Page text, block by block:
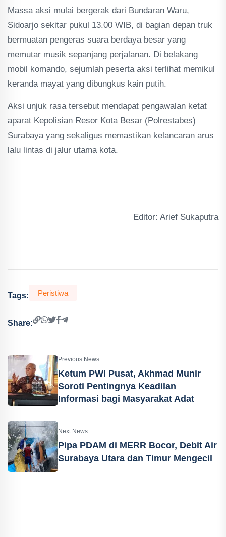
Massa aksi mulai bergerak dari Bundaran Waru,
Sidoarjo sekitar pukul 13.00 WIB, di bagian depan truk
bermuatan pengeras suara berdaya besar yang
memutar musik sepanjang perjalanan. Di belakang
mobil komando, sejumlah peserta aksi terlihat memikul
keranda mayat yang dibungkus kain putih.
Aksi unjuk rasa tersebut mendapat pengawalan ketat
aparat Kepolisian Resor Kota Besar (Polrestabes)
Surabaya yang sekaligus memastikan kelancaran arus
lalu lintas di jalur utama kota.
Editor: Arief Sukaputra
Tags: Peristiwa
Share:
Previous News
Ketum PWI Pusat, Akhmad Munir
Soroti Pentingnya Keadilan
Informasi bagi Masyarakat Adat
Next News
Pipa PDAM di MERR Bocor, Debit Air
Surabaya Utara dan Timur Mengecil